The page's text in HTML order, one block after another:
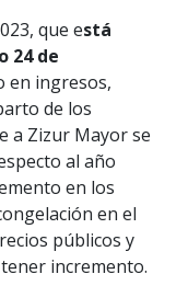
que está
24 de
en ingresos,
de los
a Zizur Mayor se
al año
en los
en el
públicos y
incremento.